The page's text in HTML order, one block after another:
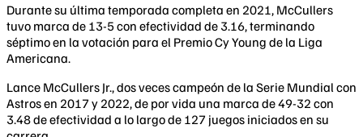
Durante su última temporada completa en 2021, McCullers
tuvo marca de 13-5 con efectividad de 3.16, terminando
séptimo en la votación para el Premio Cy Young de la Liga
Americana.
Lance McCullers Jr., dos veces campeón de la Serie Mundial con
Astros en 2017 y 2022, de por vida una marca de 49-32 con
3.48 de efectividad a lo largo de 127 juegos iniciados en su